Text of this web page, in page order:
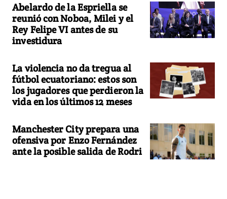
Abelardo de la Espriella se
reunió con Noboa, Milei y el
Rey Felipe VI antes de su
investidura
La violencia no da tregua al
fútbol ecuatoriano: estos son
los jugadores que perdieron la
vida en los últimos 12 meses
Manchester City prepara una
ofensiva por Enzo Fernández
ante la posible salida de Rodri